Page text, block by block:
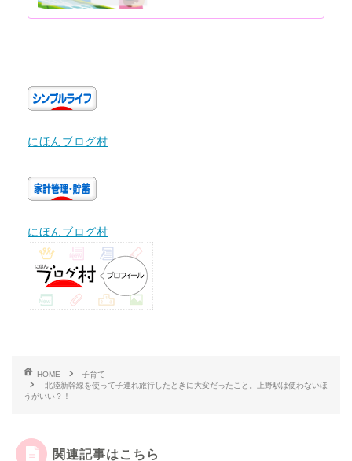
にほんブログ村
にほんブログ村
HOME
子育て
北陸新幹線を使って子連れ旅行したときに大変だったこと。上野駅は使わないほ
うがいい？！
関連記事はこちら